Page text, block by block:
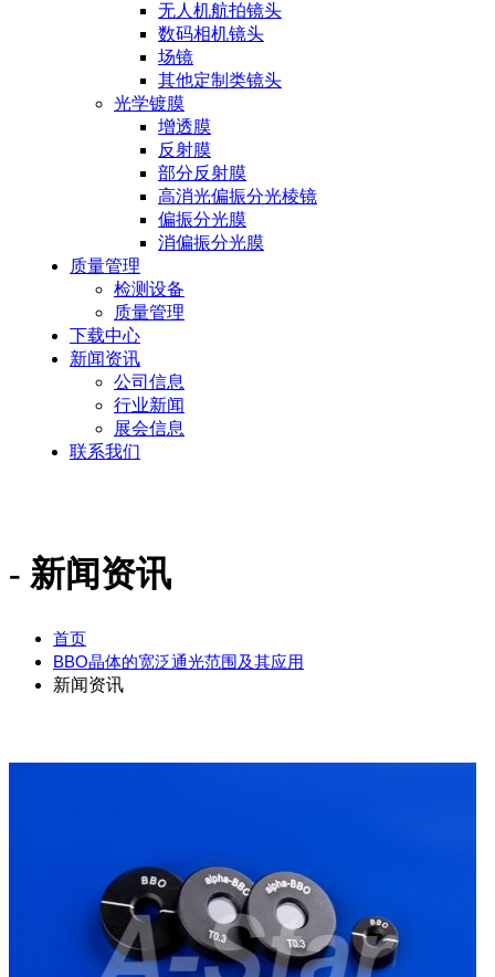
无人机航拍镜头
数码相机镜头
场镜
其他定制类镜头
光学镀膜
增透膜
反射膜
部分反射膜
高消光偏振分光棱镜
偏振分光膜
消偏振分光膜
质量管理
检测设备
质量管理
下载中心
新闻资讯
公司信息
行业新闻
展会信息
联系我们
新闻资讯
首页
BBO晶体的宽泛通光范围及其应用
新闻资讯